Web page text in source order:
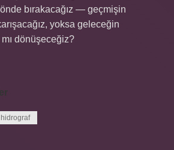
bırakacağız — geçmişin
yoksa geleceğin
dönüşeceğiz?
hidrograf